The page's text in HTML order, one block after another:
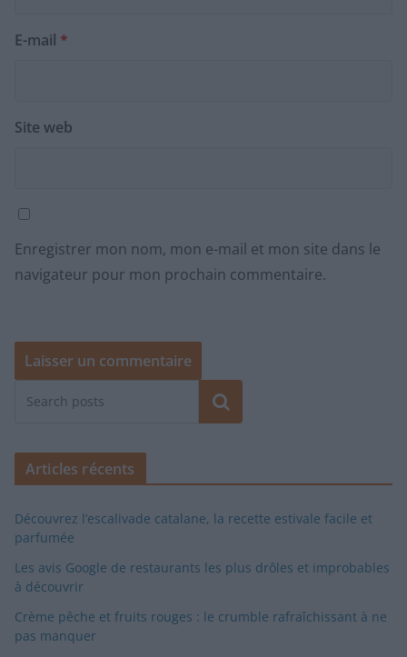
E-mail *
Site web
Enregistrer mon nom, mon e-mail et mon site dans le
navigateur pour mon prochain commentaire.
Rechercher
Articles récents
Découvrez l’escalivade catalane, la recette estivale facile et
parfumée
Les avis Google de restaurants les plus drôles et improbables
à découvrir
Crème pêche et fruits rouges : le crumble rafraîchissant à ne
pas manquer